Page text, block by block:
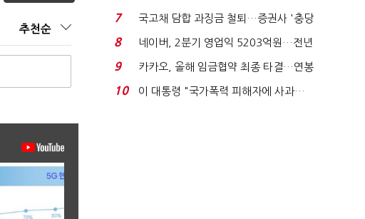
추천순
처분' 기준은 ...
7
국고채 담합 과징금 철퇴…증권사 '충당
금 폭탄' 우려...
8
네이버, 2분기 영업익 5203억원…전년
비 0.2% 감소...
9
카카오, 올해 임금협약 최종 타결…연봉
6.3% 인상·격려...
10
이 대통령 "국가폭력 피해자에 사과…